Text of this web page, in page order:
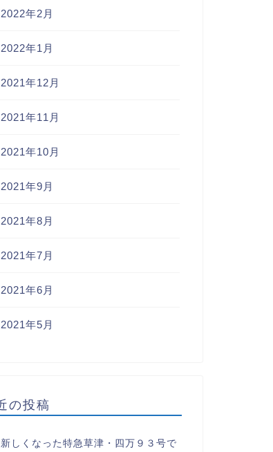
2022年2月
2022年1月
2021年12月
2021年11月
2021年10月
2021年9月
2021年8月
2021年7月
2021年6月
2021年5月
の投稿
新しくなった特急草津・四万９３号で